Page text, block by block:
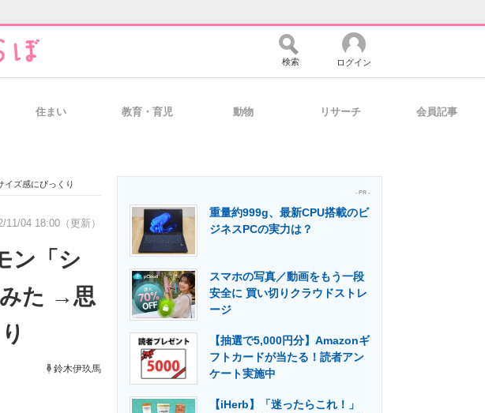
経営リーダーのコミュニティ マーケ×ITの今がよく分かる
製造業のIT導入・活用を支援
エネルギーの専門メディア 建設×テクノロジーの最前線
検索 ログイン
住まい 教育・育児 動物 リサーチ 会員記事
ズ感にびっくり
11/04 18:00（更新）
ン「シ
みた →思
鈴木伊玖馬
- PR -
重量約999g、最新CPU搭載のビ
ジネスPCの実力は？
スマホの写真／動画をもう一段
安全に 買い切りクラウドストレ
ージ
【抽選で5,000円分】Amazonギ
フトカードが当たる！読者アン
ケート実施中
【iHerb】「迷ったらこれ！」